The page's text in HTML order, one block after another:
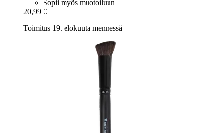
Sopii myös muotoiluun
20,99 €
Toimitus 19. elokuuta mennessä